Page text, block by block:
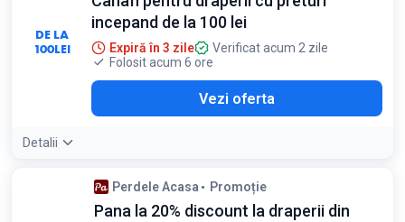
DE LA
100LEI
incepand de la 100 lei
Expiră în 3 zile
Verificat acum 2 zile
Folosit acum 6 ore
Vezi oferta
Detalii
Perdele Acasa Promoție
Pana la 20% discount la draperii din